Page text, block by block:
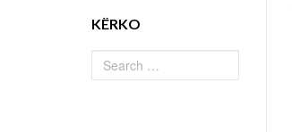
KËRKO